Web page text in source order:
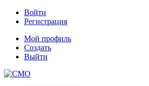
Войти
Регистрация
Мой профиль
Создать
Выйти